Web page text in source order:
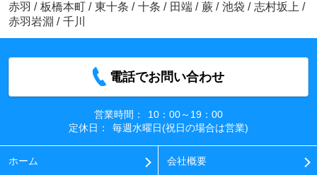
赤羽 / 板橋本町 / 東十条 / 十条 / 田端 / 蕨 / 池袋 / 志村坂上 /
赤羽岩淵 / 千川
電話でお問い合わせ
営業時間：
10：00～19：00
定休日：
毎週水曜日(祝日の場合は営業)
ホーム 会社概要